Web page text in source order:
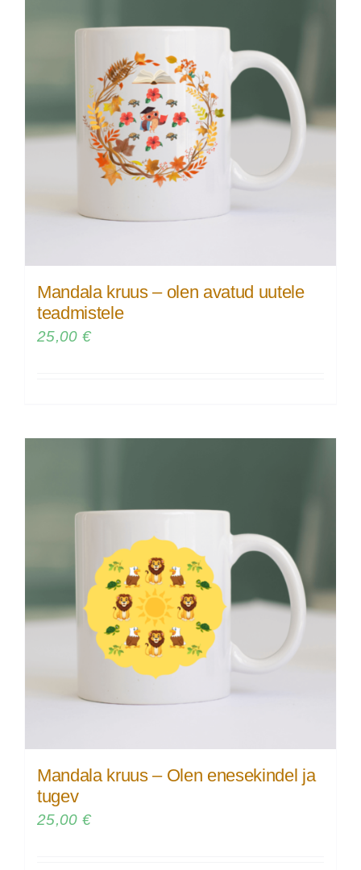
Mandala kruus – olen avatud uutele
teadmistele
25,00 €
Mandala kruus – Olen enesekindel ja
tugev
25,00 €